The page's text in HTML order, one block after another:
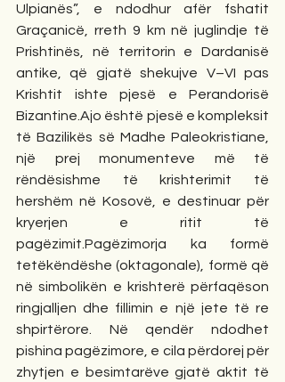
Ulpianës”, e ndodhur afër fshatit
Graçanicë, rreth 9 km në juglindje të
Prishtinës, në territorin e Dardanisë
antike, që gjatë shekujve V–VI pas
Krishtit ishte pjesë e Perandorisë
Bizantine.Ajo është pjesë e kompleksit
të Bazilikës së Madhe Paleokristiane,
një prej monumenteve më të
rëndësishme të krishterimit të
hershëm në Kosovë, e destinuar për
kryerjen e ritit të
pagëzimit.Pagëzimorja ka formë
tetëkëndëshe (oktagonale), formë që
në simbolikën e krishterë përfaqëson
ringjalljen dhe fillimin e një jete të re
shpirtërore. Në qendër ndodhet
pishina pagëzimore, e cila përdorej për
zhytjen e besimtarëve gjatë aktit të